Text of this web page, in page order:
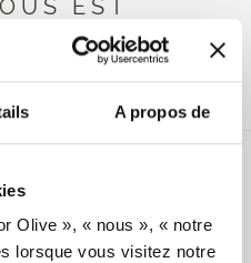
A propos de
Olive », « nous », « notre
lorsque vous visitez notre
EST
CE FIL